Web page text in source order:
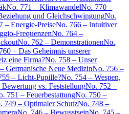
No. 771 – KlimawandelNo. 770 –
und GleichschwingungNo.
– Energie-PreiseNo. 766 – Intuitiver
FrequenzenNo. 764 –
No. 762 – DemonstrationenNo.
– Das Geheimnis unserer
eine Firma?No. 758 – Unser
Germanische Neue MedizinNo. 756 –
– Licht-Pupille?No. 754 – Wespen,
vs. FeststellungNo. 752 –
751 – FeuerbestattungNo. 750 –
749 – Optimaler SchutzNo. 748 –
No. 746 – BewusstseinNo. 745 –